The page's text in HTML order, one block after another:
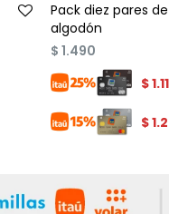
Pack diez pares
algodón
$ 1.490
$
$